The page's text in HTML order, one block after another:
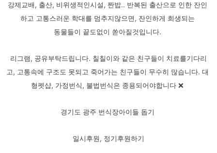
강제교배, 출산, 비위생적인시설, 짠밥.. 반복된 출산으로 인한 잔인
하고 고통스러운 학대를 멈추지않으면, 잔인하게 희생되는
동물들이 끝도없이 쏟아질것입니다.
리그램, 공유부탁드립니다. 칠칠이와 같은 친구들이 치료를기다리
고, 고통속에 구조도 못되고 죽어가는 친구들이 무수히 많습니다. 대
형펫샵, 가정번식, 불법번식은 종용되어야합니다 ❌️
경기도 광주 번식장아이들 돕기
일시후원, 정기후원하기